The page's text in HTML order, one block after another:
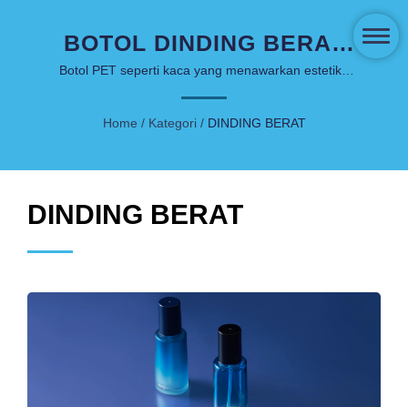
BOTOL DINDING BERAT
BERKELANJUTAN UNTUK
KEMASAN KECANTIKAN
PREMIUM
Botol PET seperti kaca yang menawarkan estetika
Home / Kategori / DINDING BERAT
DINDING BERAT